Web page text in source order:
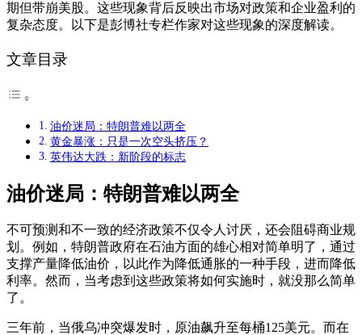
期但带崩美股。这些现象背后反映出市场对政策和企业盈利的
复杂态度。以下是彭博社专栏作家对这些现象的深度解读。
文章目录
油价迷局：特朗普难以两全
黄金暴涨：只是一次空头挤压？
英伟达大跌：新阶段的标志
油价迷局：特朗普难以两全
不可预测和不一致的经济政策不仅令人讨厌，还会阻碍商业规
划。例如，特朗普政府在石油方面的雄心相对简单明了，通过
支撑产量降低油价，以此作为降低通胀的一种手段，进而降低
利率。然而，当考虑到这些政策将如何实施时，就没那么简单
了。
三年前，当俄乌冲突爆发时，原油飙升至每桶125美元。而在